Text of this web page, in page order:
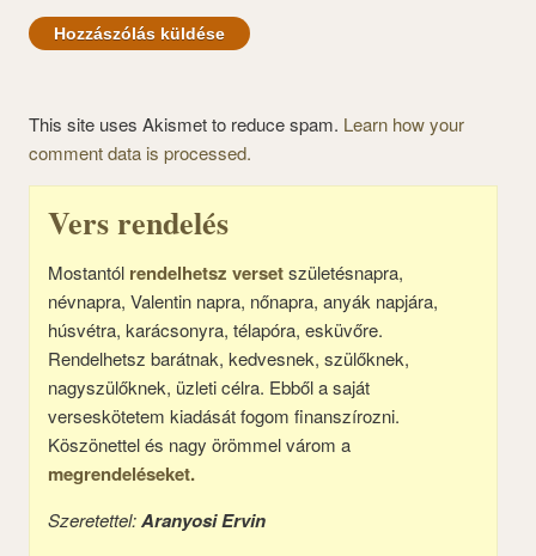
This site uses Akismet to reduce spam. Learn how your
comment data is processed.
Vers rendelés
Mostantól rendelhetsz versetszületésnapra,
névnapra, Valentin napra, nőnapra, anyák napjára,
húsvétra, karácsonyra, télapóra, esküvőre.
Rendelhetsz barátnak, kedvesnek, szülőknek,
nagyszülőknek, üzleti célra. Ebből a saját
verseskötetem kiadását fogom finanszírozni.
Köszönettel és nagy örömmel várom a
megrendeléseket.
Szeretettel:Aranyosi Ervin